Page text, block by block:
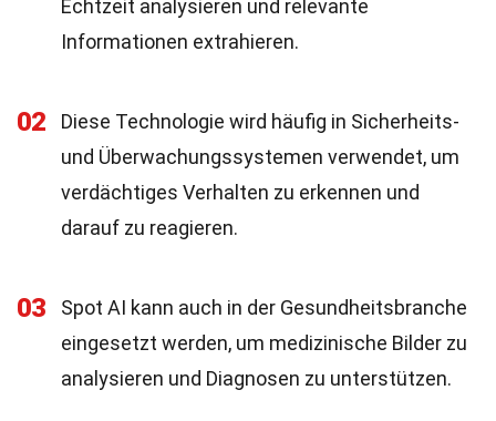
Echtzeit analysieren und relevante
Informationen extrahieren.
02
Diese Technologie wird häufig in Sicherheits-
und Überwachungssystemen verwendet, um
verdächtiges Verhalten zu erkennen und
darauf zu reagieren.
03
Spot AI kann auch in der Gesundheitsbranche
eingesetzt werden, um medizinische Bilder zu
analysieren und Diagnosen zu unterstützen.